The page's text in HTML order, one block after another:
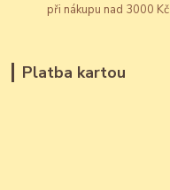
při nákupu nad 3000 Kč
Platba kartou